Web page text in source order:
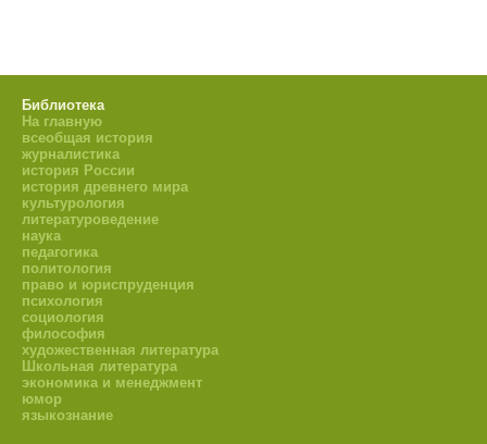
Библиотека
На главную
всеобщая история
журналистика
история России
история древнего мира
культурология
литературоведение
наука
педагогика
политология
право и юриспруденция
психология
социология
философия
художественная литература
Школьная литература
экономика и менеджмент
юмор
языкознание